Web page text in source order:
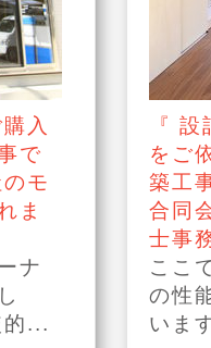
入
で
モ
ま
ナ
的...
『
をご
築工
合同
士事
ここ
の性
いま